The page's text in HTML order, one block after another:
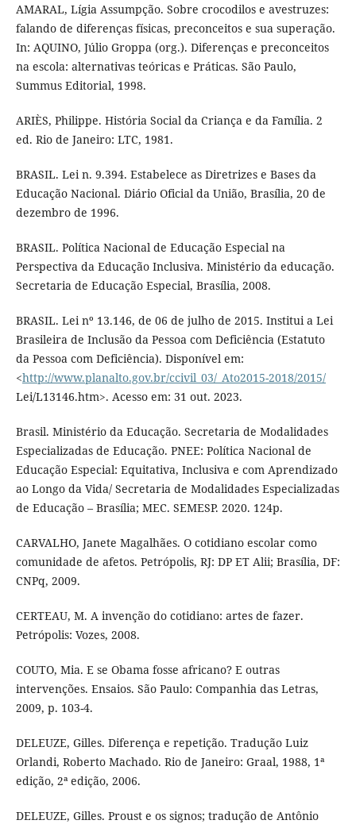
AMARAL, Lígia Assumpção. Sobre crocodilos e avestruzes:
falando de diferenças físicas, preconceitos e sua superação.
In: AQUINO, Júlio Groppa (org.). Diferenças e preconceitos
na escola: alternativas teóricas e Práticas. São Paulo,
Summus Editorial, 1998.
ARIÈS, Philippe. História Social da Criança e da Família. 2
ed. Rio de Janeiro: LTC, 1981.
BRASIL. Lei n. 9.394. Estabelece as Diretrizes e Bases da
Educação Nacional. Diário Oficial da União, Brasília, 20 de
dezembro de 1996.
BRASIL. Política Nacional de Educação Especial na
Perspectiva da Educação Inclusiva. Ministério da educação.
Secretaria de Educação Especial, Brasília, 2008.
BRASIL. Lei nº 13.146, de 06 de julho de 2015. Institui a Lei
Brasileira de Inclusão da Pessoa com Deficiência (Estatuto
da Pessoa com Deficiência). Disponível em:
<http://www.planalto.gov.br/ccivil_03/_Ato2015-2018/2015/
Lei/L13146.htm>. Acesso em: 31 out. 2023.
Brasil. Ministério da Educação. Secretaria de Modalidades
Especializadas de Educação. PNEE: Política Nacional de
Educação Especial: Equitativa, Inclusiva e com Aprendizado
ao Longo da Vida/ Secretaria de Modalidades Especializadas
de Educação – Brasília; MEC. SEMESP. 2020. 124p.
CARVALHO, Janete Magalhães. O cotidiano escolar como
comunidade de afetos. Petrópolis, RJ: DP ET Alii; Brasília, DF:
CNPq, 2009.
CERTEAU, M. A invenção do cotidiano: artes de fazer.
Petrópolis: Vozes, 2008.
COUTO, Mia. E se Obama fosse africano? E outras
intervenções. Ensaios. São Paulo: Companhia das Letras,
2009, p. 103-4.
DELEUZE, Gilles. Diferença e repetição. Tradução Luiz
Orlandi, Roberto Machado. Rio de Janeiro: Graal, 1988, 1ª
edição, 2ª edição, 2006.
DELEUZE, Gilles. Proust e os signos; tradução de Antônio